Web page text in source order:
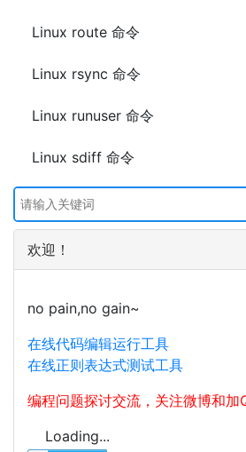
Linux route 命令
Linux rsync 命令
Linux runuser 命令
Linux sdiff 命令
欢迎！
no pain,no gain~
在线代码编辑运行工具
在线正则表达式测试工具
编程问题探讨交流，关注微博和加
Loading...